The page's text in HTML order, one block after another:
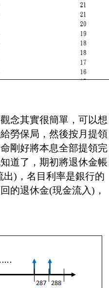
念其實很簡單，可以想
勞保局，然後按月提領
剛好將本息全部提領完
道了，期初將退休金帳
出)，名目利率是銀行的
的退休金(現金流入)，